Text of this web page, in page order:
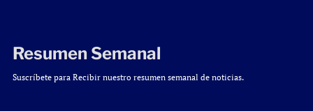
Resumen Semanal
Suscríbete para Recibir nuestro resumen semanal de noticias.